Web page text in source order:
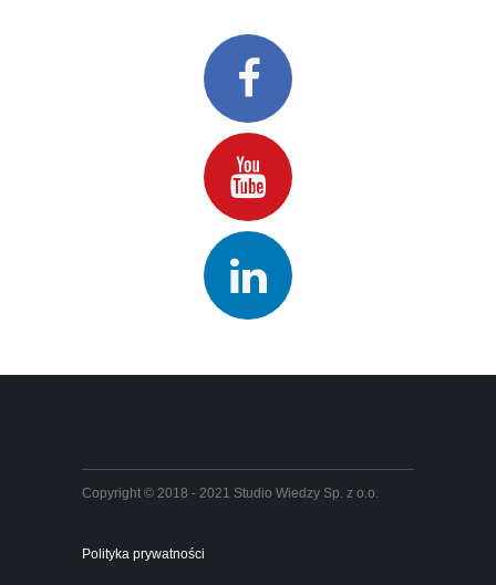
Copyright © 2018 - 2021 Studio Wiedzy Sp. z o.o.
Polityka prywatności